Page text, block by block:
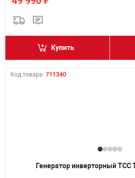
Купить
Код товара: 711340
Генератор инверторный ТСС